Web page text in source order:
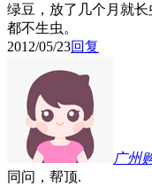
绿豆，放了几个月就
都不生虫。
2012/05/23回复
广州
同问，帮顶.